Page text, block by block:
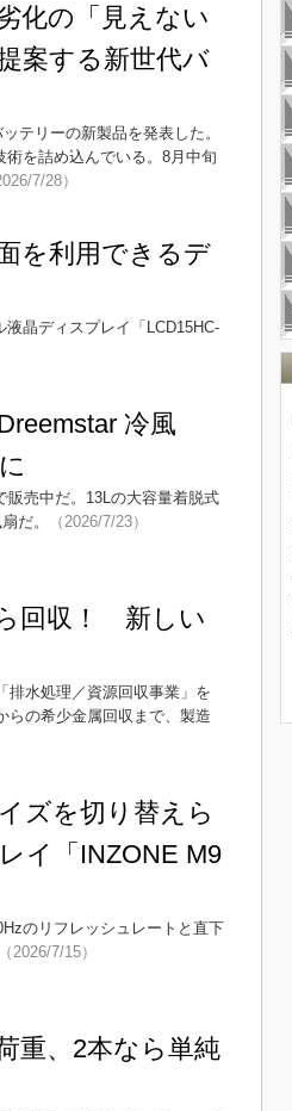
化の「見えない
案する新世代バ
テリーの新製品を発表した。
を詰め込んでいる。8月中旬
7/28）
を利用できるデ
晶ディスプレイ「LCD15HC-
冷風
販売中だ。13Lの大容量着脱式
だ。
（2026/7/23）
回収！ 新しい
排水処理／資源回収事業」を
らの希少金属回収まで、製造
ズを切り替えら
イ「INZONE M9
のリフレッシュレートと直下
（2026/7/15）
重、2本なら単純